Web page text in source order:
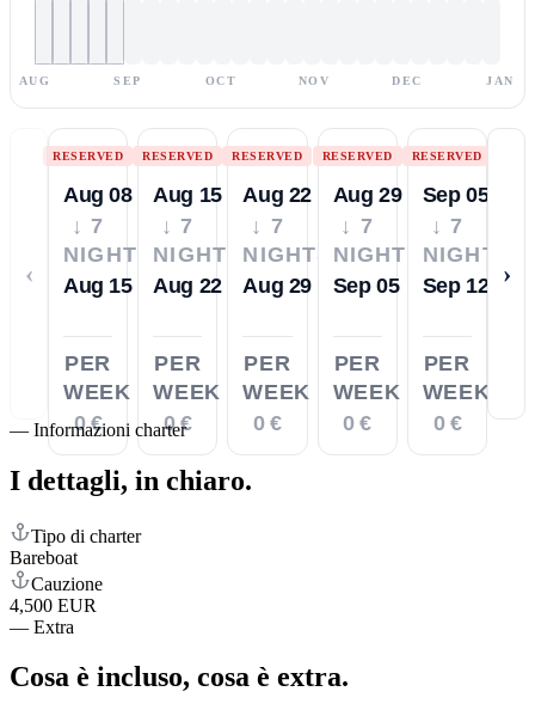
AUG SEP OCT NOV DEC JAN
‹
RESERVED
Aug 08
↓ 7
NIGHTS
Aug 15
PER
WEEK
0 €
RESERVED
Aug 15
↓ 7
NIGHTS
Aug 22
PER
WEEK
0 €
RESERVED
Aug 22
↓ 7
NIGHTS
Aug 29
PER
WEEK
0 €
RESERVED
Aug 29
↓ 7
NIGHTS
Sep 05
PER
WEEK
0 €
RESERVED
Sep 05
↓ 7
NIGHTS
Sep 12
PER
WEEK
0 €
›
— Informazioni charter
I dettagli, in chiaro.
Tipo di charter
Bareboat
Cauzione
4,500 EUR
— Extra
Cosa è incluso, cosa è extra.